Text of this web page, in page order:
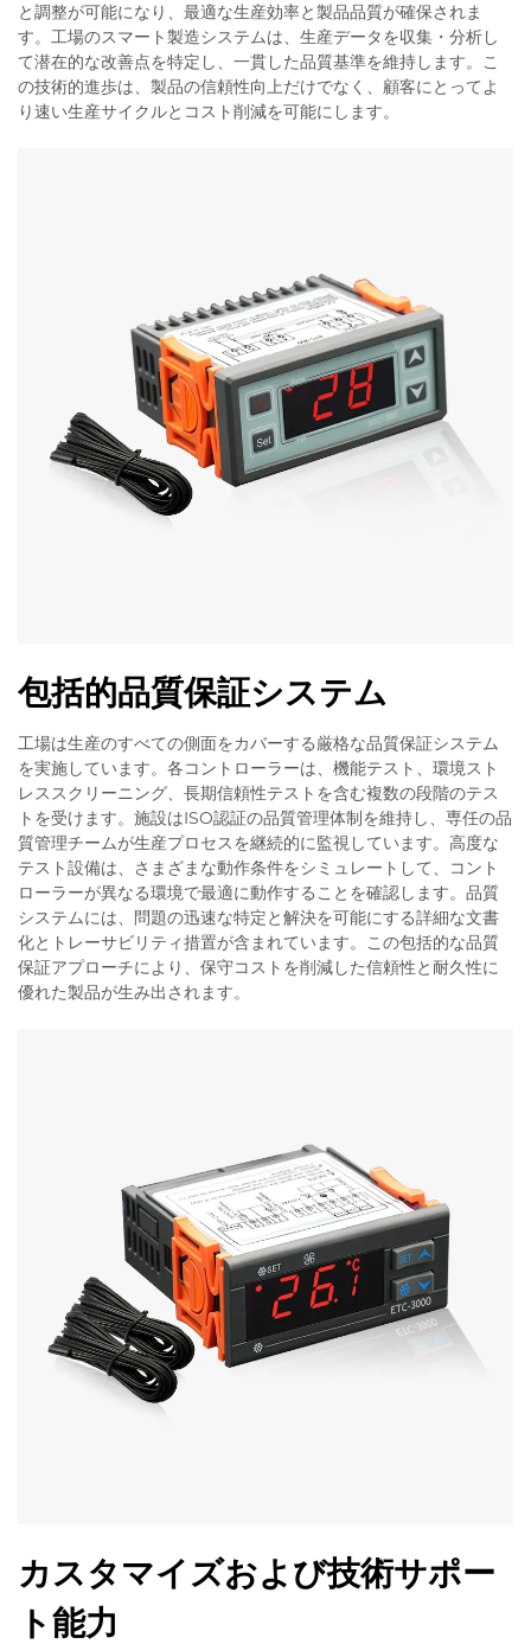
と調整が可能になり、最適な生産効率と製品品質が確保されま
す。工場のスマート製造システムは、生産データを収集・分析し
て潜在的な改善点を特定し、一貫した品質基準を維持します。こ
の技術的進歩は、製品の信頼性向上だけでなく、顧客にとってよ
り速い生産サイクルとコスト削減を可能にします。
包括的品質保証システム
工場は生産のすべての側面をカバーする厳格な品質保証システム
を実施しています。各コントローラーは、機能テスト、環境スト
レススクリーニング、長期信頼性テストを含む複数の段階のテス
トを受けます。施設はISO認証の品質管理体制を維持し、専任の品
質管理チームが生産プロセスを継続的に監視しています。高度な
テスト設備は、さまざまな動作条件をシミュレートして、コント
ローラーが異なる環境で最適に動作することを確認します。品質
システムには、問題の迅速な特定と解決を可能にする詳細な文書
化とトレーサビリティ措置が含まれています。この包括的な品質
保証アプローチにより、保守コストを削減した信頼性と耐久性に
優れた製品が生み出されます。
カスタマイズおよび技術サポー
ト能力